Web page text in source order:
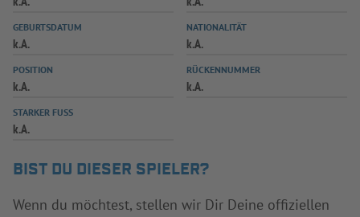
SPIELPLUS
GEBURTSDATUM
k.A.
NATIONALITÄT
k.A.
POSITION
k.A.
RÜCKENNUMMER
k.A.
STARKER FUSS
k.A.
BIST DU DIESER SPIELER?
Wenn du möchtest, stellen wir Dir Deine offiziellen